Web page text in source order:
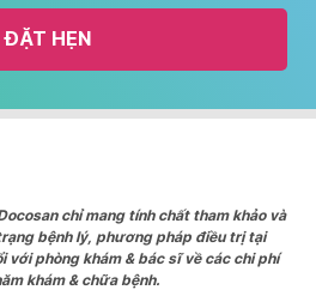
ĐẶT HẸN
chỉ mang tính chất tham khảo và
bệnh lý, phương pháp điều trị tại
với phòng khám & bác sĩ về các chi phí
khám & chữa bệnh.